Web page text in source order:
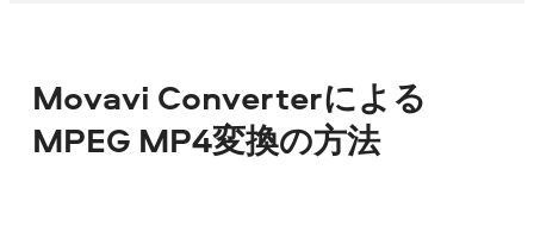
Movavi Converterによる
MPEG MP4変換の方法